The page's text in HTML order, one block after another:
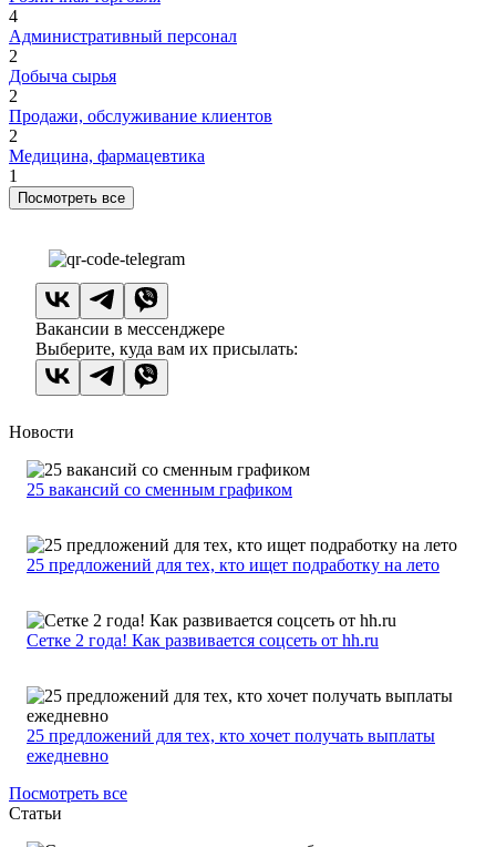
4
Административный персонал
2
Добыча сырья
2
Продажи, обслуживание клиентов
2
Медицина, фармацевтика
1
Посмотреть все
Вакансии в мессенджере
Выберите, куда вам их присылать:
Новости
25 вакансий со сменным графиком
25 предложений для тех, кто ищет подработку на лето
Сетке 2 года! Как развивается соцсеть от hh.ru
25 предложений для тех, кто хочет получать выплаты
ежедневно
Посмотреть все
Статьи